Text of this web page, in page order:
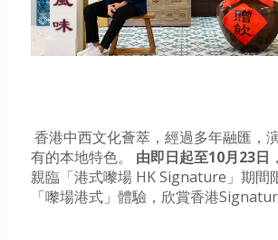
香港中西文化薈萃，經過多年融匯，
有的本地特色。 由即日起至10月23日
親臨「港式嚟場 HK Signature」期間
「嚟場港式」體驗，欣賞香港